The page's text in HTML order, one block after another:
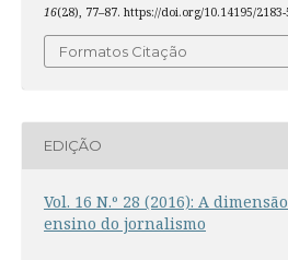
16(28), 77–87. https://doi.org/10.14195/2183-
Formatos Citação
EDIÇÃO
Vol. 16 N.º 28 (2016): A
ensino do jornalismo